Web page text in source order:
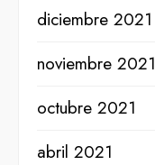
diciembre 2021
noviembre 2021
octubre 2021
abril 2021